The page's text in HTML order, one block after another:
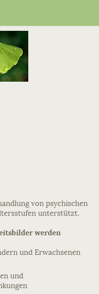
von psychischen
unterstützt.
werden
und Erwachsenen
und